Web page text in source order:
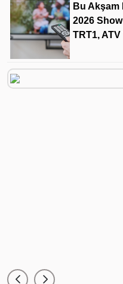
Bu Akşam
2026
TRT1, ATV